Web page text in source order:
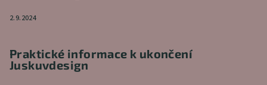
2.9.2024
Praktické informace k ukončení
Juskuvdesign